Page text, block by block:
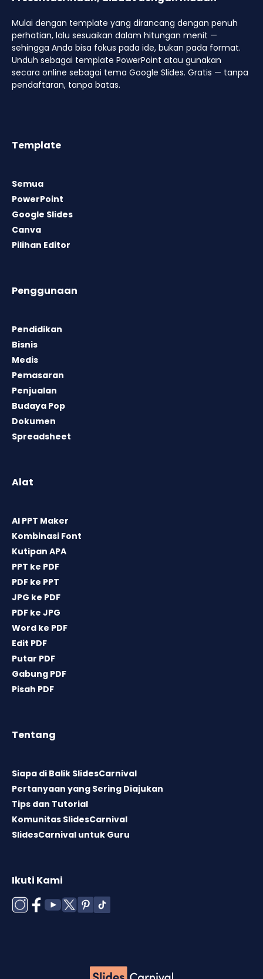
Mulai dengan template yang dirancang dengan penuh
perhatian, lalu sesuaikan dalam hitungan menit —
sehingga Anda bisa fokus pada ide, bukan pada format.
Unduh sebagai template PowerPoint atau gunakan
secara online sebagai tema Google Slides. Gratis — tanpa
pendaftaran, tanpa batas.
Template
Semua
PowerPoint
Google Slides
Canva
Pilihan Editor
Penggunaan
Pendidikan
Bisnis
Medis
Pemasaran
Penjualan
Budaya Pop
Dokumen
Spreadsheet
Alat
AI PPT Maker
Kombinasi Font
Kutipan APA
PPT ke PDF
PDF ke PPT
JPG ke PDF
PDF ke JPG
Word ke PDF
Edit PDF
Putar PDF
Gabung PDF
Pisah PDF
Tentang
Siapa di Balik SlidesCarnival
Pertanyaan yang Sering Diajukan
Tips dan Tutorial
Komunitas SlidesCarnival
SlidesCarnival untuk Guru
Ikuti Kami